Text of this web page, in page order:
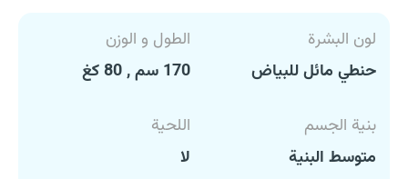
لون البشرة
حنطي مائل للبياض
الطول و الوزن
170 سم , 80 كغ
بنية الجسم
متوسط البنية
اللحية
لا